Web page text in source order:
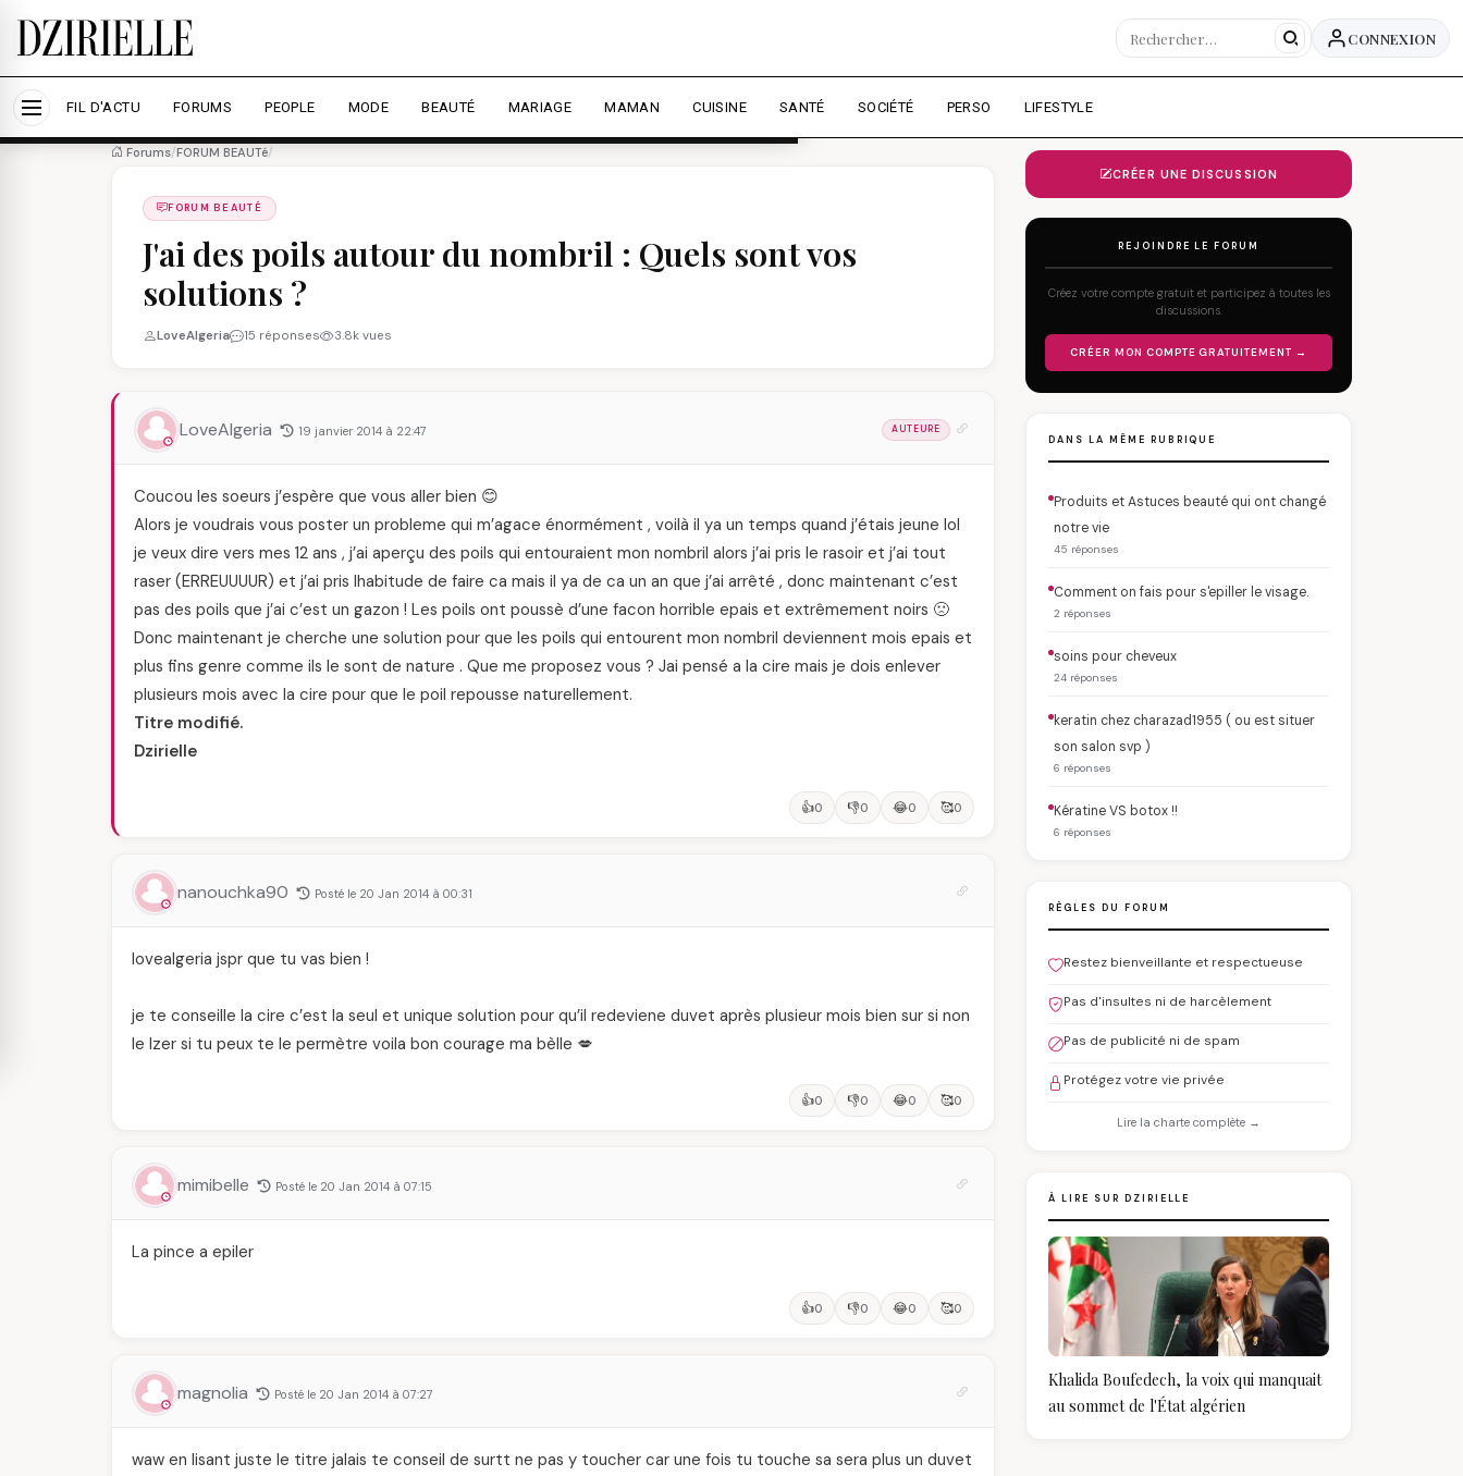
Nous utilisons des cookies pour améliorer votre expérience et mesurer l'audience.
Accepter tout Personnaliser
CONNEXION
FIL D'ACTU FORUMS PEOPLE MODE BEAUTÉ MARIAGE MAMAN CUISINE SANTÉ SOCIÉTÉ PERSO LIFESTYLE
Forums/FORUM BEAUTé/
FORUM BEAUTÉ
J'ai des poils autour du nombril : Quels sont vos
solutions ?
LoveAlgeria 15 réponses 3.8k vues
LoveAlgeria 19 janvier 2014 à 22:47 AUTEURE
Coucou les soeurs j’espère que vous aller bien 😊
Alors je voudrais vous poster un probleme qui m’agace énormément , voilà il ya un temps quand j’étais jeune lol
je veux dire vers mes 12 ans , j’ai aperçu des poils qui entouraient mon nombril alors j’ai pris le rasoir et j’ai tout
raser (ERREUUUUR) et j’ai pris lhabitude de faire ca mais il ya de ca un an que j’ai arrêté , donc maintenant c’est
pas des poils que j’ai c’est un gazon ! Les poils ont poussè d’une facon horrible epais et extrêmement noirs 🙁
Donc maintenant je cherche une solution pour que les poils qui entourent mon nombril deviennent mois epais et
plus fins genre comme ils le sont de nature . Que me proposez vous ? Jai pensé a la cire mais je dois enlever
plusieurs mois avec la cire pour que le poil repousse naturellement.
Titre modifié.
Dzirielle
👍0 👎0 😂0 🥰0
nanouchka90 Posté le 20 Jan 2014 à 00:31
lovealgeria jspr que tu vas bien !
je te conseille la cire c’est la seul et unique solution pour qu’il redeviene duvet après plusieur mois bien sur si non
le lzer si tu peux te le permètre voila bon courage ma bèlle 💋
👍0 👎0 😂0 🥰0
mimibelle Posté le 20 Jan 2014 à 07:15
La pince a epiler
👍0 👎0 😂0 🥰0
magnolia Posté le 20 Jan 2014 à 07:27
waw en lisant juste le titre jalais te conseil de surtt ne pas y toucher car une fois tu touche sa sera plus un duvet
CRÉER UNE DISCUSSION
REJOINDRE LE FORUM
Créez votre compte gratuit et participez à toutes les
discussions.
CRÉER MON COMPTE GRATUITEMENT →
DANS LA MÊME RUBRIQUE
Produits et Astuces beauté qui ont changé
notre vie
45 réponses
Comment on fais pour s'epiller le visage.
2 réponses
soins pour cheveux
24 réponses
keratin chez charazad1955 ( ou est situer
son salon svp )
6 réponses
Kératine VS botox !!
6 réponses
RÈGLES DU FORUM
Restez bienveillante et respectueuse
Pas d'insultes ni de harcèlement
Pas de publicité ni de spam
Protégez votre vie privée
Lire la charte complète →
À LIRE SUR DZIRIELLE
Khalida Boufedech, la voix qui manquait
au sommet de l'État algérien